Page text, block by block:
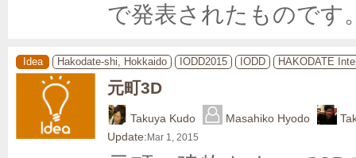
で発表されたものです
Idea Hakodate-shi, Hokkaido IODD2015 IODD HAKODATE
元町3D
Takuya Kudo Masahiko Hyodo
Update: Mar 1, 2015